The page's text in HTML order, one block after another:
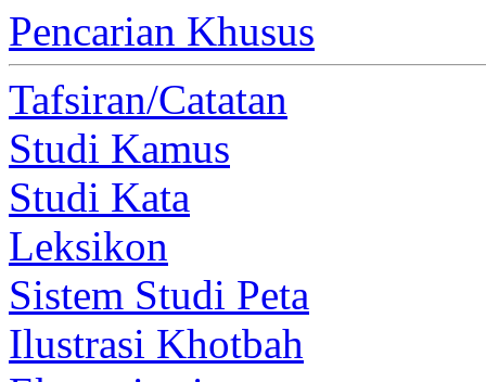
Pencarian Khusus
Tafsiran/Catatan
Studi Kamus
Studi Kata
Leksikon
Sistem Studi Peta
Ilustrasi Khotbah